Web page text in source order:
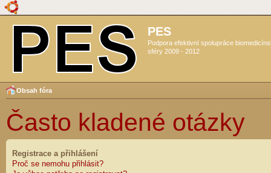
PES
Podpora efektivní spolupráce
sféry 2009 - 2012
Obsah fóra
Často kladené otázky
Registrace a přihlášení
Proč se nemohu přihlásit?